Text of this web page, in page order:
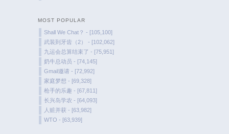
MOST POPULAR
Shall We Chat？ - [105,100]
武装到牙齿（2） - [102,062]
九运会总算结束了 - [75,951]
奶牛总动员 - [74,145]
Gmail邀请 - [72,992]
家庭梦想 - [69,328]
枪手的乐趣 - [67,811]
长兴岛学农 - [64,093]
人赃并获 - [63,982]
WTO - [63,939]